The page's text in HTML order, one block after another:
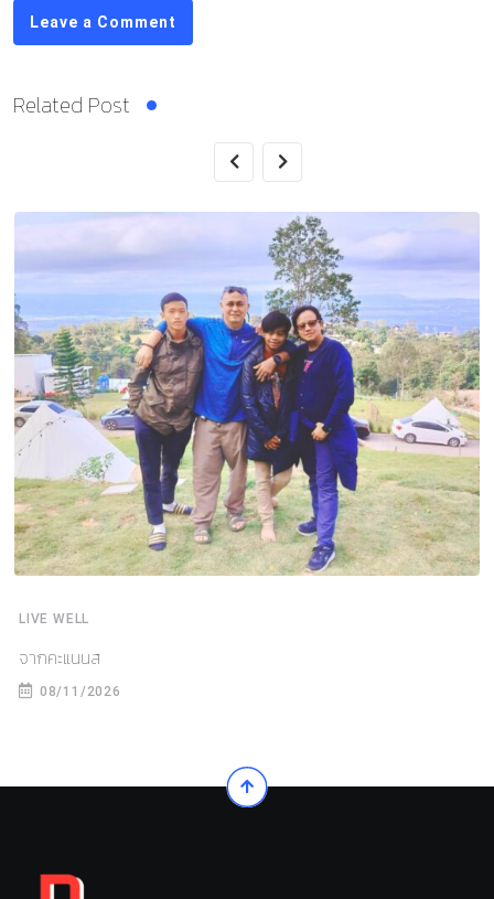
Leave a Comment
Related Post
LIVE WELL
จากคะแนนส
08/11/2026